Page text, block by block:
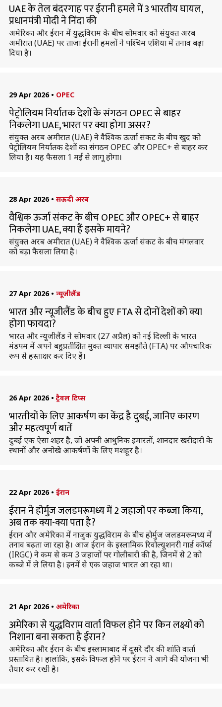
UAE के तेल बंदरगाह पर ईरानी हमले में 3 भारतीय घायल,
प्रधानमंत्री मोदी ने निंदा की
अमेरिका और ईरान में युद्धविराम के बीच सोमवार को संयुक्त अरब
अमीरात (UAE) पर ताजा ईरानी हमलों ने पश्चिम एशिया में तनाव बढ़ा
दिया है।
29 Apr 2026 • OPEC
पेट्रोलियम निर्यातक देशों के संगठन OPEC से बाहर
निकलेगा UAE, भारत पर क्या होगा असर?
संयुक्त अरब अमीरात (UAE) ने वैश्विक ऊर्जा संकट के बीच खुद को
पेट्रोलियम निर्यातक देशों का संगठन OPEC और OPEC+ से बाहर कर
लिया है। यह फैसला 1 मई से लागू होगा।
28 Apr 2026 • सऊदी अरब
वैश्विक ऊर्जा संकट के बीच OPEC और OPEC+ से बाहर
निकलेगा UAE, क्या हैं इसके मायने?
संयुक्त अरब अमीरात (UAE) ने वैश्विक ऊर्जा संकट के बीच मंगलवार
को बड़ा फैसला लिया है।
27 Apr 2026 • न्यूजीलैंड
भारत और न्यूजीलैंड के बीच हुए FTA से दोनों देशों को क्या
होगा फायदा?
भारत और न्यूजीलैंड ने सोमवार (27 अप्रैल) को नई दिल्ली के भारत
मंडपम में अपने बहुप्रतीक्षित मुक्त व्यापार समझौते (FTA) पर औपचारिक
रूप से हस्ताक्षर कर दिए हैं।
26 Apr 2026 • ट्रैवल टिप्स
भारतीयों के लिए आकर्षण का केंद्र है दुबई, जानिए कारण
और महत्वपूर्ण बातें
दुबई एक ऐसा शहर है, जो अपनी आधुनिक इमारतों, शानदार खरीदारी के
स्थानों और अनोखे आकर्षणों के लिए मशहूर है।
22 Apr 2026 • ईरान
ईरान ने होर्मुज जलडमरूमध्य में 2 जहाजों पर कब्जा किया,
अब तक क्या-क्या पता है?
ईरान और अमेरिका में नाजुक युद्धविराम के बीच होर्मुज जलडमरूमध्य में
तनाव बढ़ता जा रहा है। आज ईरान के इस्लामिक रिवोल्यूशनरी गार्ड कॉर्प्स
(IRGC) ने कम से कम 3 जहाजों पर गोलीबारी की है, जिनमें से 2 को
कब्जे में ले लिया है। इनमें से एक जहाज भारत आ रहा था।
21 Apr 2026 • अमेरिका
अमेरिका से युद्धविराम वार्ता विफल होने पर किन लक्ष्यों को
निशाना बना सकता है ईरान?
अमेरिका और ईरान के बीच इस्लामाबाद में दूसरे दौर की शांति वार्ता
प्रस्तावित है। हालांकि, इसके विफल होने पर ईरान ने आगे की योजना भी
तैयार कर रखी है।